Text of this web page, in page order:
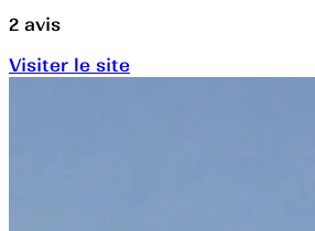
2 avis
Visiter le site